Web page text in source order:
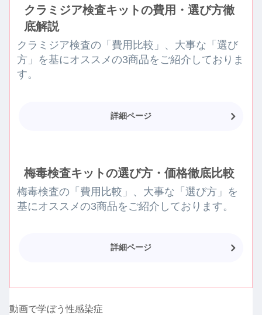
クラミジア検査キットの費用・選び方徹
底解説
クラミジア検査の「費用比較」、大事な「選び
方」を基にオススメの3商品をご紹介しておりま
す。
詳細ページ
梅毒検査キットの選び方・価格徹底比較
梅毒検査の「費用比較」、大事な「選び方」を
基にオススメの3商品をご紹介しております。
詳細ページ
動画で学ぼう性感染症